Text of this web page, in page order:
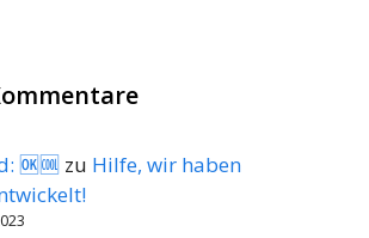
🆗🆒 zu Hilfe, wir haben